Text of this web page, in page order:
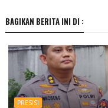
BAGIKAN BERITA INI DI :
PRESISI